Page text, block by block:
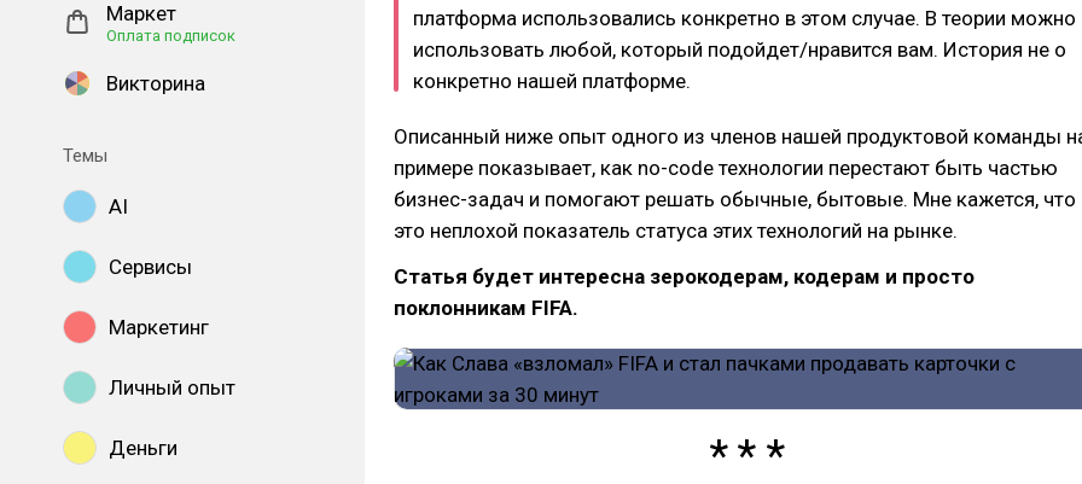
Маркет
Оплата подписок
Викторина
Темы
AI
Сервисы
Маркетинг
Личный опыт
Деньги
платформа использовались конкретно в этом случае. В теории можно
использовать любой, который подойдет/нравится вам. История не о
конкретно нашей платформе.
Описанный ниже опыт одного из членов нашей продуктовой команды
примере показывает, как no-code технологии перестают быть частью
бизнес-задач и помогают решать обычные, бытовые. Мне кажется, что
это неплохой показатель статуса этих технологий на рынке.
Статья будет интересна зерокодерам, кодерам и просто
поклонникам FIFA.